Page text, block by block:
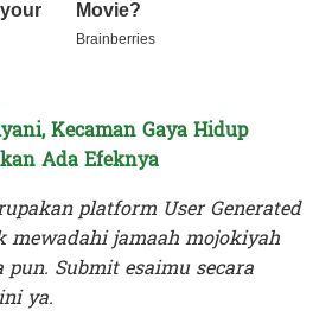
Kecaman Gaya Hidup
Ada Efeknya
platform User Generated
mewadahi jamaah mojokiyah
Submit esaimu secara
ya.